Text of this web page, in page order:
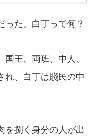
った。白丁って何？
王、両班、中人、
れ、白丁は賤民の中
を捌く身分の人が出